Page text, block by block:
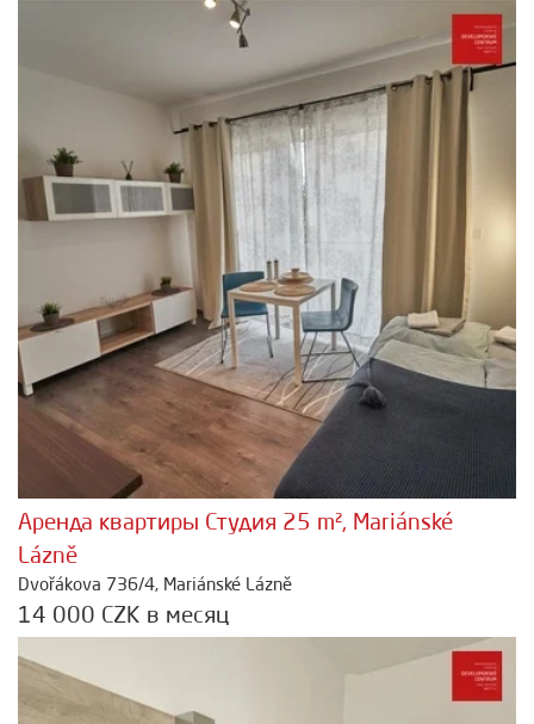
Аренда квартиры Студия 25 m², Mariánské
Lázně
Dvořákova 736/4, Mariánské Lázně
14 000 CZK в месяц